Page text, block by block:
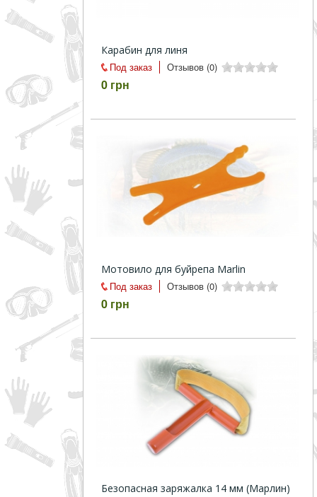
Карабин для линя
Под заказ
Отзывов (0)
0 грн
Мотовило для буйрепа Marlin
Под заказ
Отзывов (0)
0 грн
Безопасная заряжалка 14 мм (Марлин)